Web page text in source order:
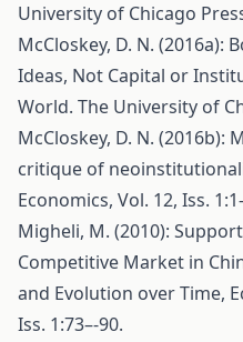
University of Chicago
McCloskey, D. N. (2016a):
Ideas, Not Capital or
World. The University of
McCloskey, D. N. (2016b):
critique of
Economics, Vol. 12, Iss.
Migheli, M. (2010):
Competitive Market in
and Evolution over Time,
Iss. 1:73–-90.